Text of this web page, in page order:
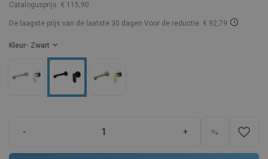
Catalogusprijs: € 115,90
De laagste prijs van de laatste 30 dagen Voor de reductie: € 92,79
Kleur - Zwart
- + favorite_border